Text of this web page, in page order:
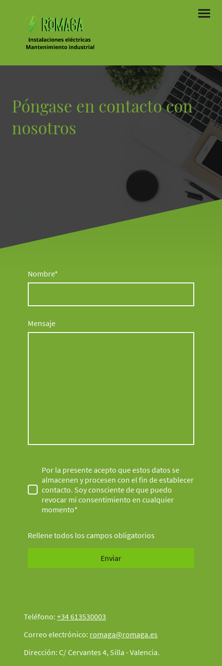
Póngase en contacto con
nosotros
Nombre*
Mensaje
Por la presente acepto que estos datos se
almacenen y procesen con el fin de establecer
contacto. Soy consciente de que puedo
revocar mi consentimiento en cualquier
momento*
Rellene todos los campos obligatorios
Enviar
Teléfono: +34 613530003
Correo electrónico: romaga@romaga.es
Dirección: C/ Cervantes 4, Silla - Valencia.